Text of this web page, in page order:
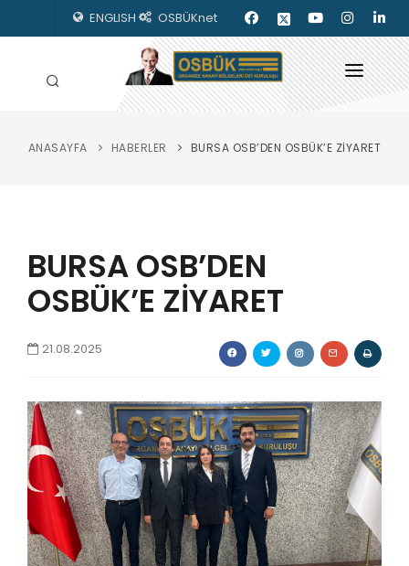
ENGLISH OSBÜKnet
HAKKIMIZDA
KILAVUZLAR
İLETİŞİM
ANASAYFA HABERLER BURSA OSB’DEN OSBÜK’E ZİYARET
BURSA OSB’DEN
OSBÜK’E ZİYARET
21.08.2025